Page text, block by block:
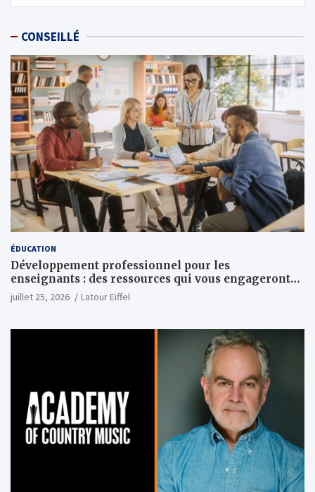
CONSEILLÉ
ÉDUCATION
Développement professionnel pour les
enseignants : des ressources qui vous engageront
vraiment
juillet 25, 2026 Latour Eiffel